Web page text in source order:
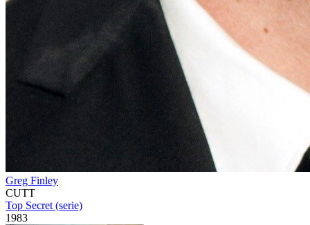
Greg Finley
CUTT
Top Secret (serie)
1983